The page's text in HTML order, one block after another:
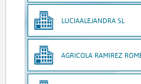
LUCIAALEJANDRA SL
AGRICOLA RAMIREZ